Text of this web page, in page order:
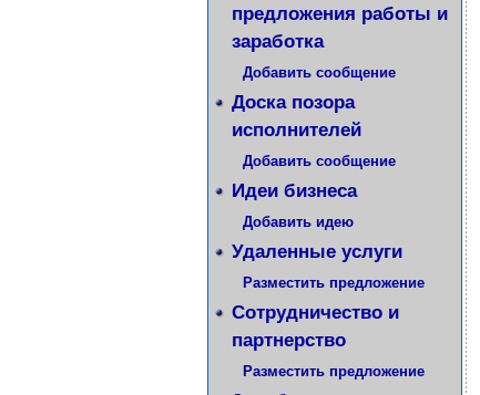
предложения работы и
заработка
Добавить сообщение
Доска позора
исполнителей
Добавить сообщение
Идеи бизнеса
Добавить идею
Удаленные услуги
Разместить предложение
Сотрудничество и
партнерство
Разместить предложение